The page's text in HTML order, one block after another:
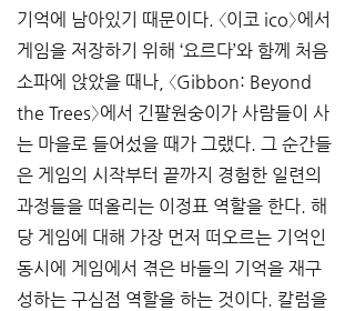
기억에 남아있기 때문이다. 〈이코 ico〉에서
게임을 저장하기 위해 ‘요르다’와 함께 처음
소파에 앉았을 때나, 〈Gibbon: Beyond
the Trees〉에서 긴팔원숭이가 사람들이 사
는 마을로 들어섰을 때가 그랬다. 그 순간들
은 게임의 시작부터 끝까지 경험한 일련의
과정들을 떠올리는 이정표 역할을 한다. 해
당 게임에 대해 가장 먼저 떠오르는 기억인
동시에 게임에서 겪은 바들의 기억을 재구
성하는 구심점 역할을 하는 것이다. 칼럼을